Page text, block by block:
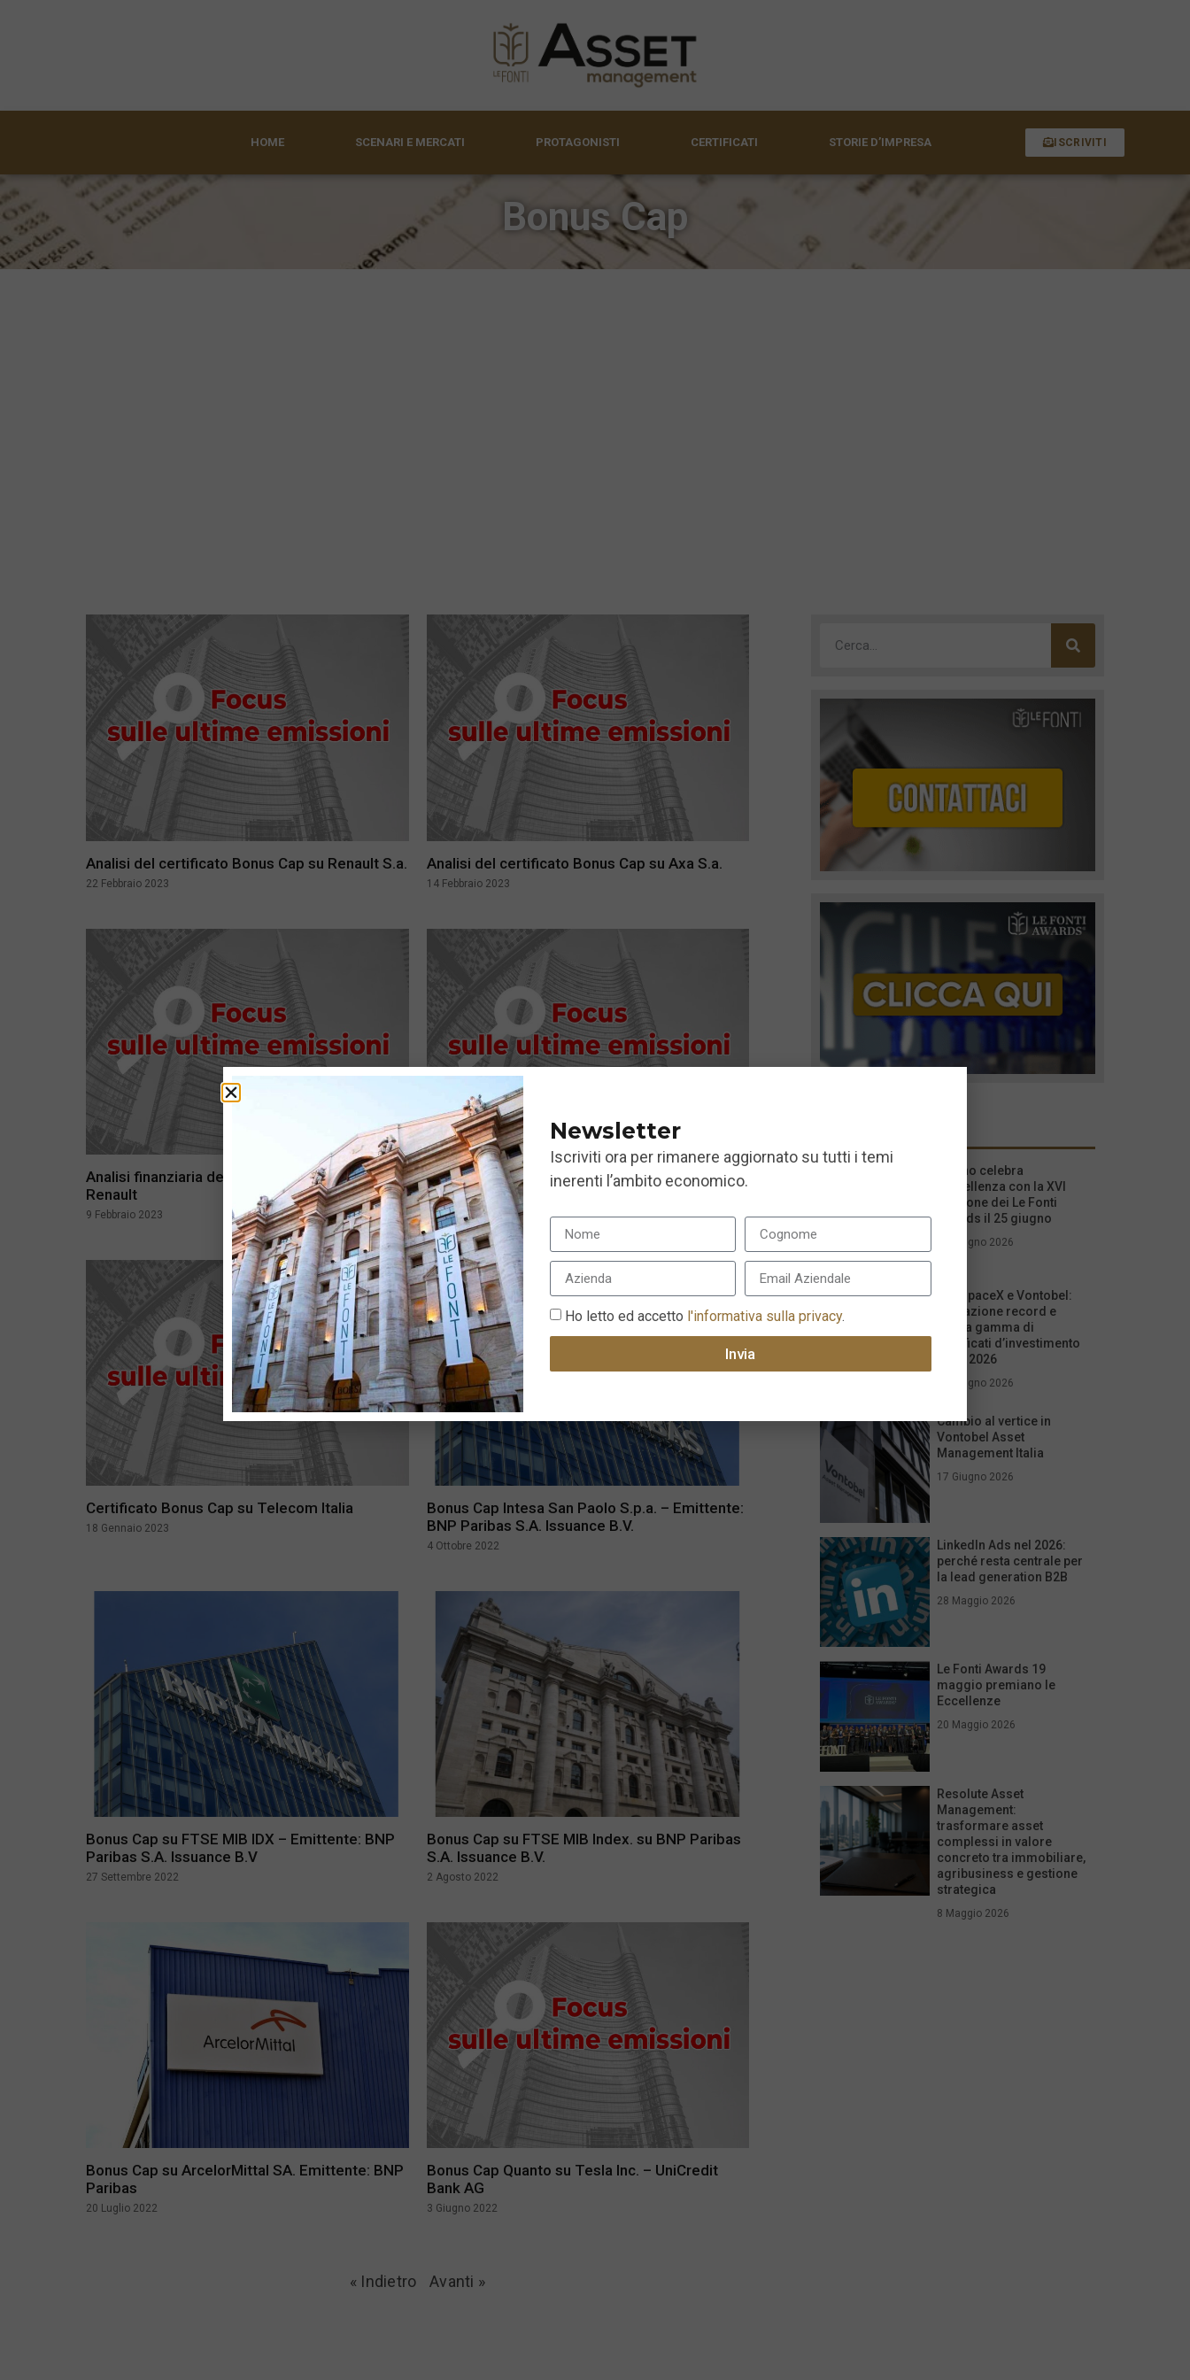
HOME SCENARI E MERCATI PROTAGONISTI CERTIFICATI STORIE D’IMPRESA ISCRIVITI
Bonus Cap
Analisi del certificato Bonus Cap su Renault S.a.
22 Febbraio 2023
Analisi del certificato Bonus Cap su Axa S.a.
14 Febbraio 2023
Analisi finanziaria del certificato bonus cap su
Renault
9 Febbraio 2023
Analisi del certificato Bonus Cap Renault
8 Febbraio 2023
Certificato Bonus Cap su Telecom Italia
18 Gennaio 2023
Bonus Cap Intesa San Paolo S.p.a. – Emittente:
BNP Paribas S.A. Issuance B.V.
4 Ottobre 2022
Bonus Cap su FTSE MIB IDX – Emittente: BNP
Paribas S.A. Issuance B.V
27 Settembre 2022
Bonus Cap su FTSE MIB Index. su BNP Paribas
S.A. Issuance B.V.
2 Agosto 2022
Bonus Cap su ArcelorMittal SA. Emittente: BNP
Paribas
20 Luglio 2022
Bonus Cap Quanto su Tesla Inc. – UniCredit
Bank AG
3 Giugno 2022
« Indietro Avanti »
Milano celebra
l’eccellenza con la XVI
edizione dei Le Fonti
Awards il 25 giugno
26 Giugno 2026
IPO SpaceX e Vontobel:
quotazione record e
nuova gamma di
certificati d’investimento
per il 2026
17 Giugno 2026
Cambio al vertice in
Vontobel Asset
Management Italia
17 Giugno 2026
LinkedIn Ads nel 2026:
perché resta centrale per
la lead generation B2B
28 Maggio 2026
Le Fonti Awards 19
maggio premiano le
Eccellenze
20 Maggio 2026
Resolute Asset
Management:
trasformare asset
complessi in valore
concreto tra immobiliare,
agribusiness e gestione
strategica
8 Maggio 2026
Newsletter
Iscriviti ora per rimanere aggiornato su tutti i temi
inerenti l’ambito economico.
Ho letto ed accetto l'informativa sulla privacy.
Invia